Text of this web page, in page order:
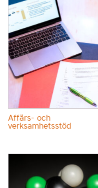
Affärs- och
verksamhetsstöd